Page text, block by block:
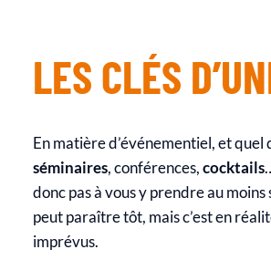
LES CLÉS
En matière d’événementiel, et quel
séminaires, conférences,cocktails
donc pas à vous y prendre au
peut paraître tôt, mais c’est en
imprévus.